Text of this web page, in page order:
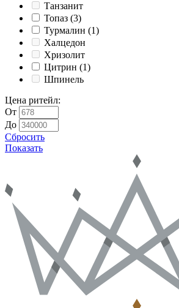
Танзанит
Топаз (3)
Турмалин (1)
Халцедон
Хризолит
Цитрин (1)
Шпинель
Цена ритейл:
От
До
Сбросить
Показать